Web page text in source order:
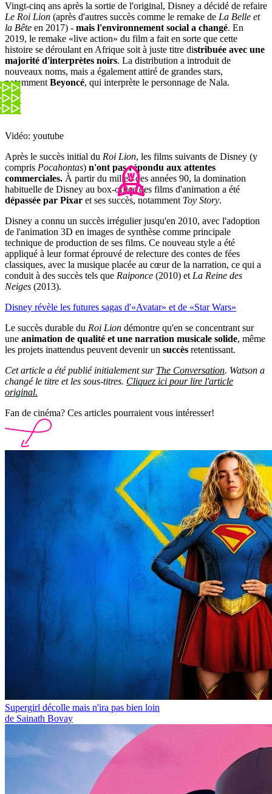
Vingt-cinq ans après la sortie de l'original, Disney a décidé de refaire
Le Roi Lion (après d'autres succès comme le remake de La Belle et
la Bête en 2017) - mais l'environnement social a changé. En
2019, le remake «live action» du film a fait en sorte que cette
histoire se déroulant en Afrique soit à juste titre distribuée avec une
majorité d'interprètes noirs. La distribution a introduit de
nouveaux noms, mais a également attiré de grandes stars,
notammentBeyoncé, qui interprète le personnage de Nala.
Vidéo: youtube
Après le succès initial du Roi Lion, les films suivants de Disney (y
compris Pocahontas) n'ont pas répondu aux attentes
commerciales. À partir du milieu des années 90, la domination
habituelle de Disney au box-office des films d'animation a été
dépassée par Pixar et ses succès, notamment Toy Story.
Disney a connu un succès irrégulier jusqu'en 2010, avec l'adoption
de l'animation 3D en images de synthèse comme principale
technique de production de ses films. Ce nouveau style a été
appliqué à leur format éprouvé de relecture des contes de fées
classiques, avec la musique placée au cœur de la narration, ce qui a
conduit à des succès tels que Raiponce (2010) etLa Reine des
Neiges (2013).
Disney révèle les futures sagas d'«Avatar» et de «Star Wars»
Le succès durable du Roi Lion démontre qu'en se concentrant sur
une animation de qualité et une narration musicale solide, même
les projets inattendus peuvent devenir un succès retentissant.
Cet article a été publié initialement sur The Conversation. Watson a
changé le titre et les sous-titres. Cliquez ici pour lire l'article
original.
Fan de cinéma? Ces articles pourraient vous intéresser!
Supergirl décolle mais n'ira pas bien loin
de Sainath Bovay